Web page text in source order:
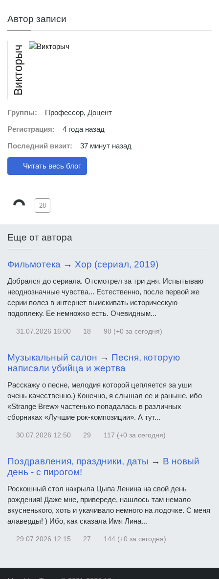
Автор записи
Викторыч
Группы:
Профессор, Доцент
Регистрация:
4 года назад
Последний визит:
37 минут назад
Читать весь блог
28
Еще от автора
Фильмотека → Хор (сериал, 2019)
Добрался до сериала. Отсмотрел за три дня. Испытываю
неоднозначные чувства... Естественно, после первой же
серии полез в интернет выискивать историческую
подоплеку. Ее немножко есть. Очевидным...
31.07.2026 16:00 18 90 (+0 за сегодня)
Музыкальный салон → Песня, которую
написали убийца и жертва
Расскажу о песне, мелодия которой цепляется за уши
очень качественно.) Конечно, я слышал ее и раньше, ибо
«Strange Brew» частенько попадалась в различных
сборниках «Лучшие рок-композиции». А тут...
30.07.2026 12:50 29 117 (+0 за сегодня)
Поздравления, праздники, даты → В новый
день - с пирогом!
Роскошный стол накрыла Цыпа Ленина на свой день
рождения! Даже мне, привереде, нашлось там немало
вкусненького, хоть и укачивало немного на лодочке. С меня
алаверды! ) Ибо, как сказала Имя Лина...
29.07.2026 12:15 27 144 (+0 за сегодня)